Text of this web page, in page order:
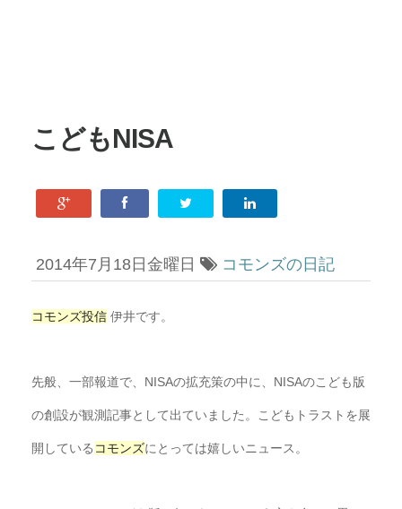
こどもNISA
2014年7月18日金曜日 コモンズの日記
コモンズ投信 伊井です。
先般、一部報道で、NISAの拡充策の中に、 NISAのこども版
の創設が観測記事として出ていました。 こどもトラストを展
開している コモンズにとっては嬉しいニュース 。